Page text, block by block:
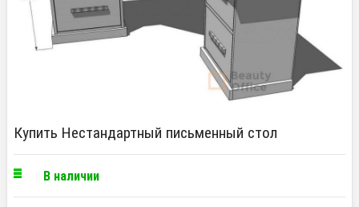
Купить Нестандартный письменный стол
В наличии